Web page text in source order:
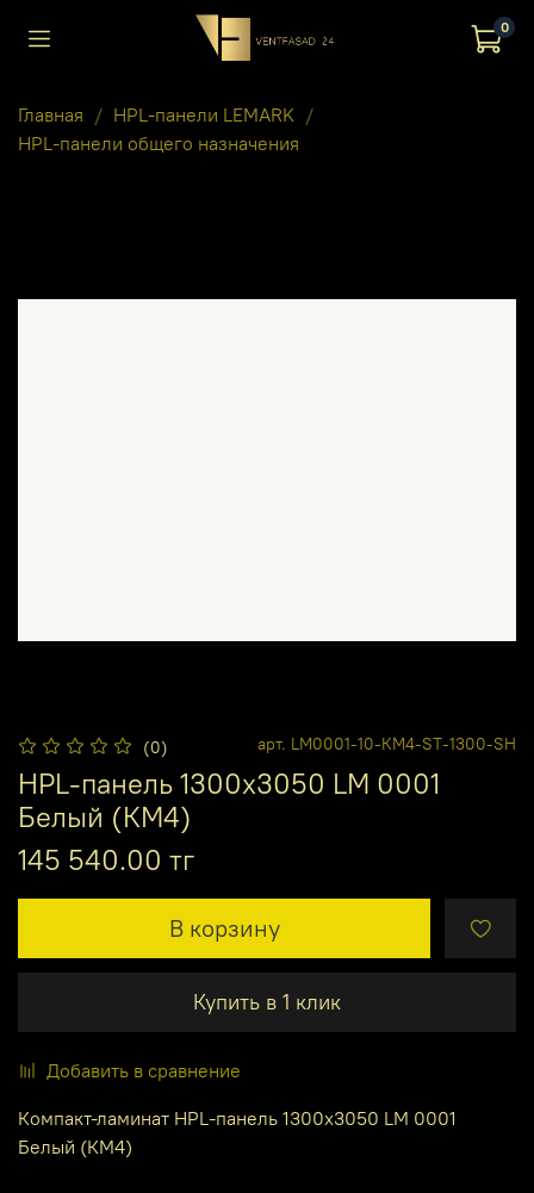
0
Главная
HPL-панели LEMARK
HPL-панели общего назначения
(0) арт. LM0001-10-КМ4-ST-1300-SH
HPL-панель 1300х3050 LM 0001
Белый (КМ4)
145 540.00 тг
В корзину
Купить в 1 клик
Добавить в сравнение
Компакт-ламинат HPL-панель 1300х3050 LM 0001
Белый (КМ4)